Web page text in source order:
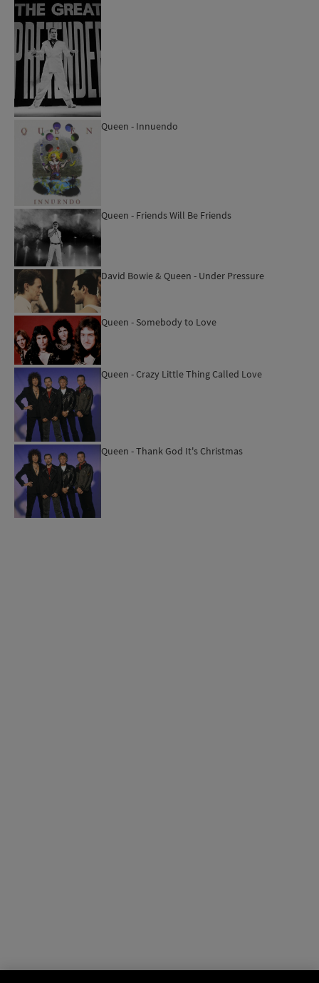
Queen - Innuendo
Queen - Friends Will Be Friends
David Bowie & Queen - Under Pressure
Queen - Somebody to Love
Queen - Crazy Little Thing Called Love
Queen - Thank God It's Christmas